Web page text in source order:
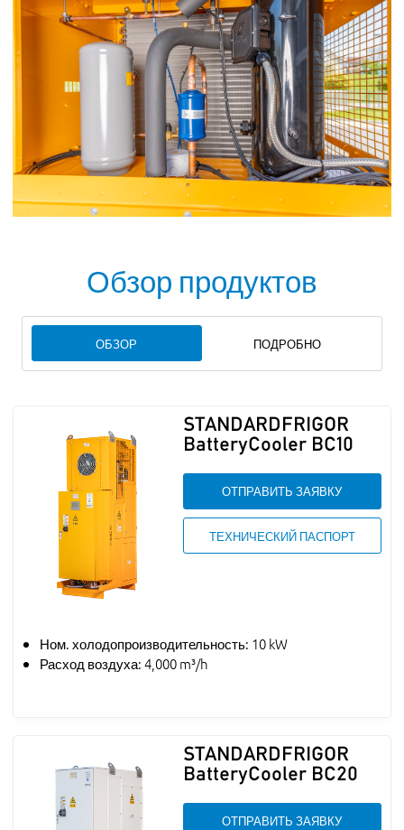
Обзор продуктов
ОБЗОР ПОДРОБНО
STANDARDFRIGOR
BatteryCooler BC10
ОТПРАВИТЬ ЗАЯВКУ
ТЕХНИЧЕСКИЙ ПАСПОРТ
Ном. холодопроизводительность: 10 kW
Расход воздуха: 4,000 m³/h
STANDARDFRIGOR
BatteryCooler BC20
ОТПРАВИТЬ ЗАЯВКУ